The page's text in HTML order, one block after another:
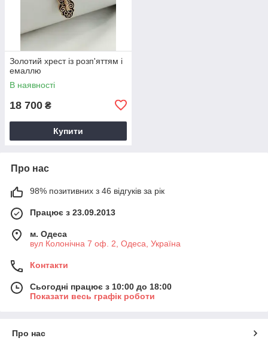
Золотий хрест із розп'яттям і
емаллю
В наявності
18 700 ₴
Купити
Про нас
98% позитивних з 46 відгуків за рік
Працює з 23.09.2013
м. Одеса
вул Колонічна 7 оф. 2, Одеса, Україна
Контакти
Сьогодні працює з 10:00 до 18:00
Показати весь графік роботи
Про нас